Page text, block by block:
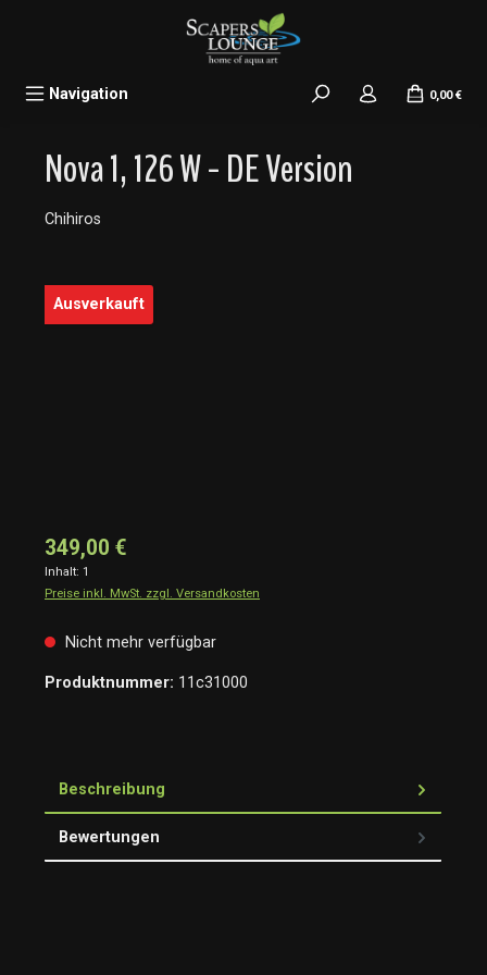
Navigation 0,00 €
Nova 1, 126 W - DE Version
Chihiros
Bildergalerie überspringen
Ausverkauft
349,00 €
Inhalt: 1
Preise inkl. MwSt. zzgl. Versandkosten
Nicht mehr verfügbar
Produktnummer: 11c31000
Beschreibung
Bewertungen